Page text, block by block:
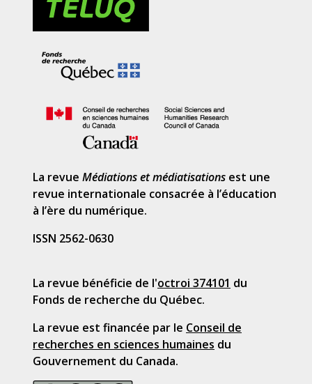
La revue Médiations et médiatisations est une
revue internationale consacrée à l’éducation
à l’ère du numérique.
ISSN 2562-0630
La revue bénéficie de l'octroi 374101 du
Fonds de recherche du Québec.
La revue est financée par le Conseil de
recherches en sciences humaines du
Gouvernement du Canada.